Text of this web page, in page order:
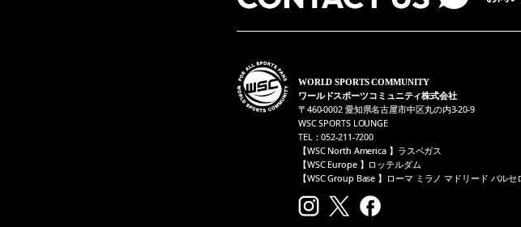
WORLD SPORTS COMMUNITY
ワールドスポーツコミュニティ株式会社
〒460-0002 愛知県名古屋市中区丸の内3-20-9
WSC SPORTS LOUNGE
TEL：052-211-7200
【WSC North America 】ラスベガス
【WSC Europe 】ロッテルダム
【WSC Group Base 】ローマ ミラノ マドリード バルセ